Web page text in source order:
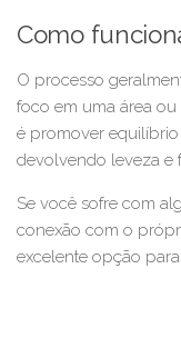
Como
O processo
foco em uma área
é promover equilíbrio
devolvendo leveza e
Se você sofre com
conexão com o
excelente opção